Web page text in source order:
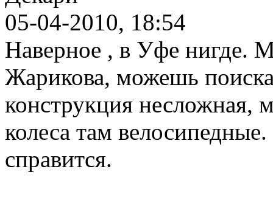
05-04-2010, 18:54
Наверное , в Уфе нигде.
Жарикова, можешь
конструкция несложная,
колеса там
справится.